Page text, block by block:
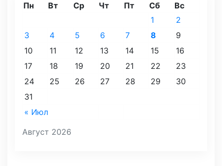
Август 2026
Пн Вт Ср Чт Пт Сб Вс
« Июл
1
2
3
4 5 6 7 8
9
10
11 12 13 14 15
16
17
18 19 20 21 22
23
24
25 26 27 28 29
30
31